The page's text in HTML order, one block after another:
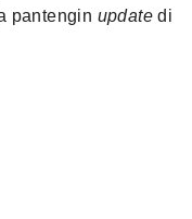
pantengin updatedi